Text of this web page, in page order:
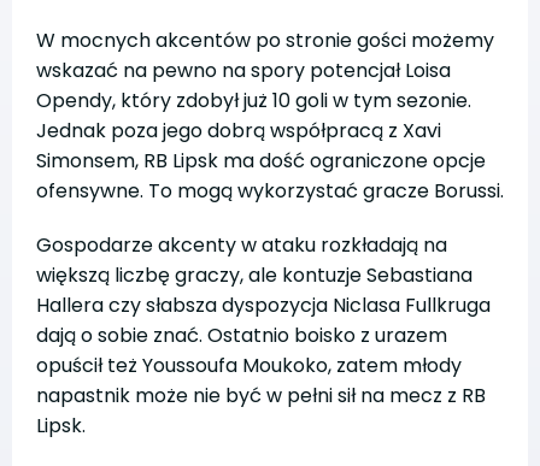
W mocnych akcentów po stronie gości możemy
wskazać na pewno na spory potencjał Loisa
Opendy, który zdobył już 10 goli w tym sezonie.
Jednak poza jego dobrą współpracą z Xavi
Simonsem, RB Lipsk ma dość ograniczone opcje
ofensywne. To mogą wykorzystać gracze Borussi.
Gospodarze akcenty w ataku rozkładają na
większą liczbę graczy, ale kontuzje Sebastiana
Hallera czy słabsza dyspozycja Niclasa Fullkruga
dają o sobie znać. Ostatnio boisko z urazem
opuścił też Youssoufa Moukoko, zatem młody
napastnik może nie być w pełni sił na mecz z RB
Lipsk.